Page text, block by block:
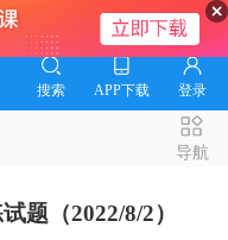
搜索 APP下载 登录
导航
题（2022/8/2）